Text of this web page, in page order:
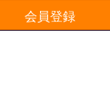
会員登録